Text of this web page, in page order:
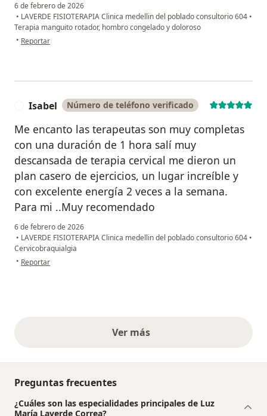
6 de febrero de 2026
• LAVERDE FISIOTERAPIA Clinica medellin del poblado consultorio 604 •
Terapia manguito rotador, hombro congelado y doloroso
• en opinión del usuario Rajaji
Reportar
Isabel Número de teléfono verificado
Me encanto las terapeutas son muy completas
con una duración de 1 hora salí muy
descansada de terapia cervical me dieron un
plan casero de ejercicios, un lugar increíble y
con excelente energía 2 veces a la semana.
Para mi ..Muy recomendado
6 de febrero de 2026
• LAVERDE FISIOTERAPIA Clinica medellin del poblado consultorio 604 •
Cervicobraquialgia
• en opinión del usuario Isabel
Reportar
Ver másopiniones anteriores
Preguntas frecuentes
¿Cuáles son las especialidades principales de Luz
María Laverde Correa?